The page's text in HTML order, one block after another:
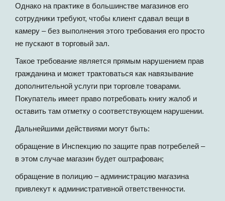
Однако на практике в большинстве магазинов его
сотрудники требуют, чтобы клиент сдавал вещи в
камеру – без выполнения этого требования его просто
не пускают в торговый зал.
Такое требование является прямым нарушением прав
гражданина и может трактоваться как навязывание
дополнительной услуги при торговле товарами.
Покупатель имеет право потребовать книгу жалоб и
оставить там отметку о соответствующем нарушении.
Дальнейшими действиями могут быть:
обращение в Инспекцию по защите прав потребелей –
в этом случае магазин будет оштрафован;
обращение в полицию – администрацию магазина
привлекут к административной ответственности.